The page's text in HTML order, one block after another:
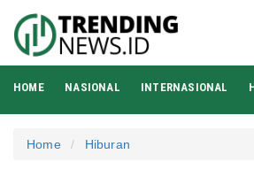
HOME NASIONAL INTERNASIONAL
Home Hiburan